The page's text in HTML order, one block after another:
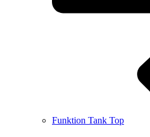
Funktion Tank Top